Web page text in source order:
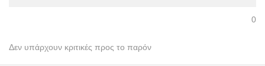
0
Δεν υπάρχουν κριτικές προς το παρόν